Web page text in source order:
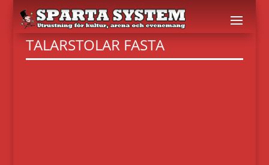
TALARSTOLAR FASTA